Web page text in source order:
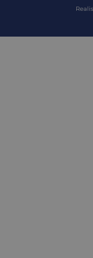
Harsh environments